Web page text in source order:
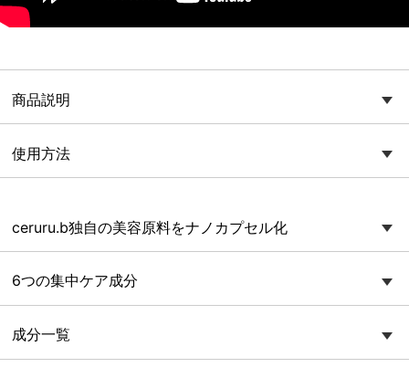
商品説明
使用方法
ceruru.b独自の美容原料をナノカプセル化
6つの集中ケア成分
成分一覧